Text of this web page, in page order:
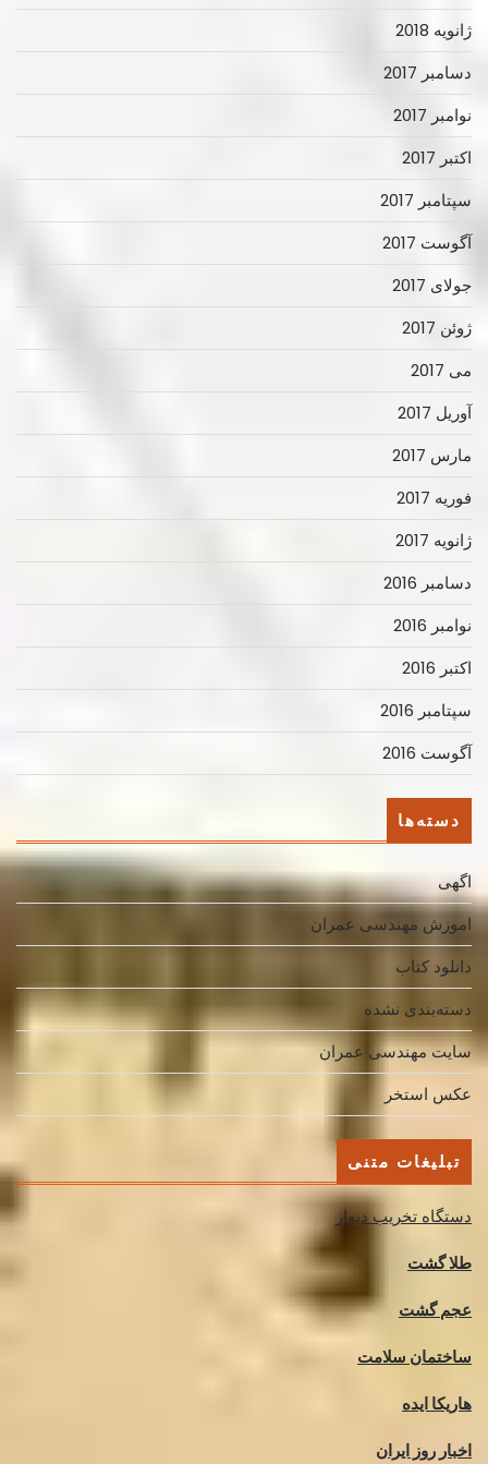
ژانویه 2018
دسامبر 2017
نوامبر 2017
اکتبر 2017
سپتامبر 2017
آگوست 2017
جولای 2017
ژوئن 2017
می 2017
آوریل 2017
مارس 2017
فوریه 2017
ژانویه 2017
دسامبر 2016
نوامبر 2016
اکتبر 2016
سپتامبر 2016
آگوست 2016
دسته‌ها
اگهی
اموزش مهندسی عمران
دانلود کتاب
دسته‌بندی نشده
سایت مهندسی عمران
عکس استخر
تبلیغات متنی
دستگاه تخریب دیوار
طلا گشت
عجم گشت
ساختمان سلامت
هاریکا ایده
اخبار روز ایران